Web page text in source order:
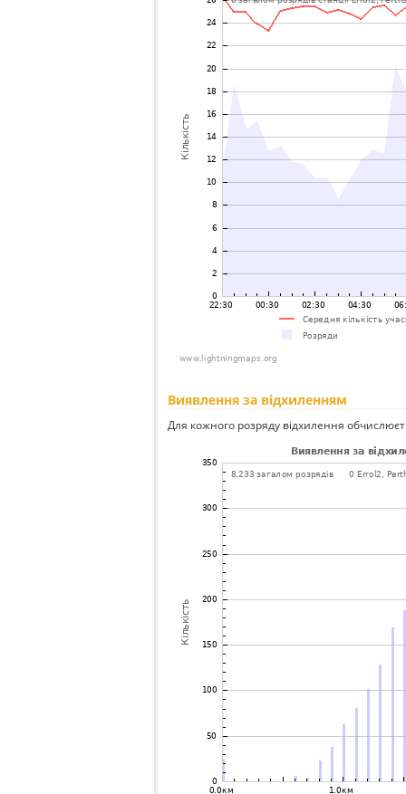
Виявлення за відхиленням
Для кожного розряду відхилення